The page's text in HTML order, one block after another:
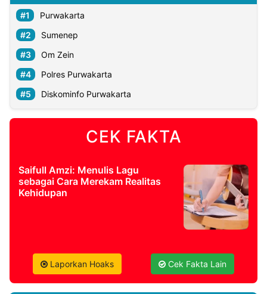
Purwakarta
Sumenep
Om Zein
Polres Purwakarta
Diskominfo Purwakarta
CEK FAKTA
Saifull Amzi: Menulis Lagu
sebagai Cara Merekam Realitas
Kehidupan
Laporkan Hoaks Cek Fakta Lain